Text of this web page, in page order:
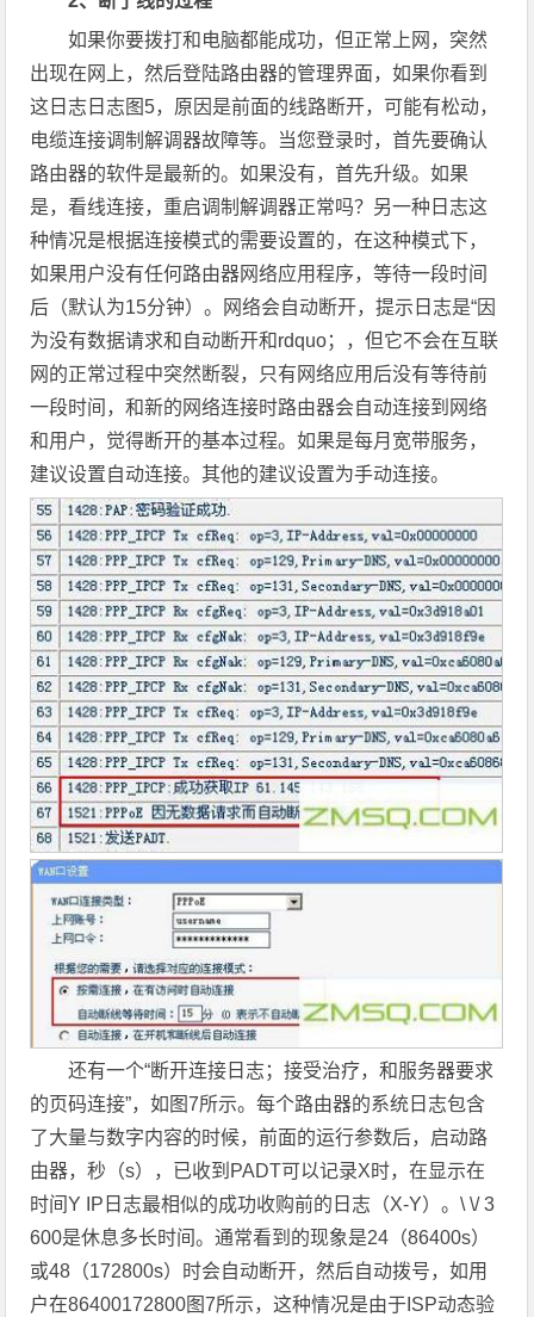
如果你要拨打和电脑都能成功，但正常上网，突然
出现在网上，然后登陆路由器的管理界面，如果你看到
这日志日志图5，原因是前面的线路断开，可能有松动，
电缆连接调制解调器故障等。当您登录时，首先要确认
路由器的软件是最新的。如果没有，首先升级。如果
是，看线连接，重启调制解调器正常吗？另一种日志这
种情况是根据连接模式的需要设置的，在这种模式下，
如果用户没有任何路由器网络应用程序，等待一段时间
后（默认为15分钟）。网络会自动断开，提示日志是“因
为没有数据请求和自动断开和rdquo；，但它不会在互联
网的正常过程中突然断裂，只有网络应用后没有等待前
一段时间，和新的网络连接时路由器会自动连接到网络
和用户，觉得断开的基本过程。如果是每月宽带服务，
建议设置自动连接。其他的建议设置为手动连接。
还有一个“断开连接日志；接受治疗，和服务器要求
的页码连接”，如图7所示。每个路由器的系统日志包含
了大量与数字内容的时候，前面的运行参数后，启动路
由器，秒（s），已收到PADT可以记录X时，在显示在
时间Y IP日志最相似的成功收购前的日志（X-Y）。\ \/ 3
600是休息多长时间。通常看到的现象是24（86400s）
或48（172800s）时会自动断开，然后自动拨号，如用
户在86400172800图7所示，这种情况是由于ISP动态验